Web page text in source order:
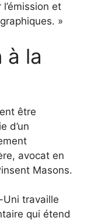
et
»
à la
être
d’un
avocat en
Masons.
Uni travaille
qui étend